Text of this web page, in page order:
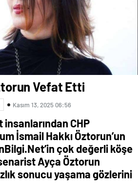
Vefat Etti
Kasım 13, 2025 06:56
CHP
İsmail Hakkı Öztorun’un
çok değerli köşe
Ayça Öztorun
sonucu yaşama gözlerini